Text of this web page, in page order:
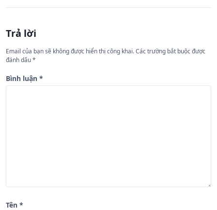
h
ớ
n
g
b
Trả lời
Email của bạn sẽ không được hiển thị công khai.Các trường bắt buộc được
đánh dấu*
Bình luận *
Tên *